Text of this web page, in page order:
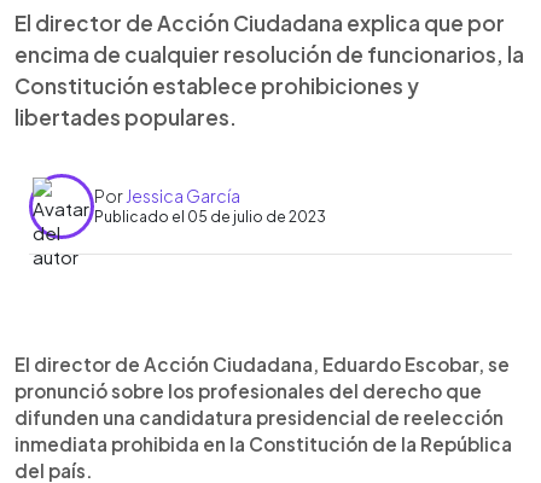
El director de Acción Ciudadana explica que por
encima de cualquier resolución de funcionarios, la
Constitución establece prohibiciones y
libertades populares.
Por Jessica García
Publicado el 05 de julio de 2023
Escuchar artículo
El director de Acción Ciudadana, Eduardo Escobar, se
pronunció sobre los profesionales del derecho que
difunden una candidatura presidencial de reelección
inmediata prohibida en la Constitución de la República
del país.